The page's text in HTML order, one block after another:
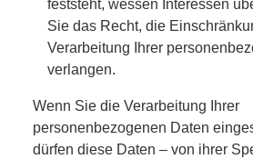
feststeht, wessen Interessen
Sie das Recht, die
Verarbeitung Ihrer
verlangen.
Wenn Sie die Verarbeitung Ihrer
personenbezogenen Daten
dürfen diese Daten – von ihrer